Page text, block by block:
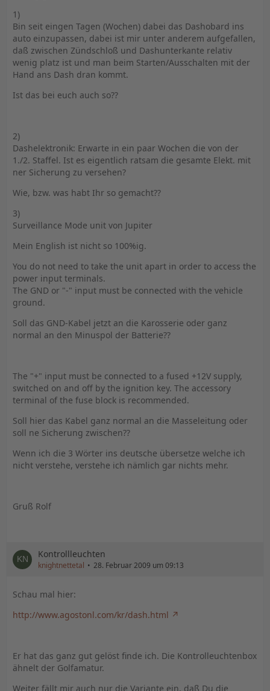
1)
Bin seit eingen Tagen (Wochen) dabei das Dashobard ins
auto einzupassen, dabei ist mir unter anderem aufgefallen,
daß zwischen Zündschloß und Dashunterkante relativ
wenig platz ist und man beim Starten/Ausschalten mit der
Hand ans Dash dran kommt.
Ist das bei euch auch so??
2)
Dashelektronik: Erwarte in ein paar Wochen die von der
1./2. Staffel. Ist es eigentlich ratsam die gesamte Elekt. mit
ner Sicherung zu versehen?
Wie, bzw. was habt Ihr so gemacht??
3)
Surveillance Mode unit von Jupiter
Mein English ist nicht so 100%ig.
You do not need to take the unit apart in order to access the
power input terminals.
The GND or "-" input must be connected with the vehicle
ground.
Soll das GND-Kabel jetzt an die Karosserie oder ganz
normal an den Minuspol der Batterie??
The "+" input must be connected to a fused +12V supply,
switched on and off by the ignition key. The accessory
terminal of the fuse block is recommended.
Soll hier das Kabel ganz normal an die Masseleitung oder
soll ne Sicherung zwischen??
Wenn ich die 3 Wörter ins deutsche übersetze welche ich
nicht verstehe, verstehe ich nämlich gar nichts mehr.
Gruß Rolf
Kontrollleuchten
knightnettetal 28. Februar 2009 um 09:13
Schau mal hier:
http://www.agostonl.com/kr/dash.html
Er hat das ganz gut gelöst finde ich. Die Kontrolleuchtenbox
ähnelt der Golfamatur.
Weiter fällt mir auch nur die Variante ein, daß Du die